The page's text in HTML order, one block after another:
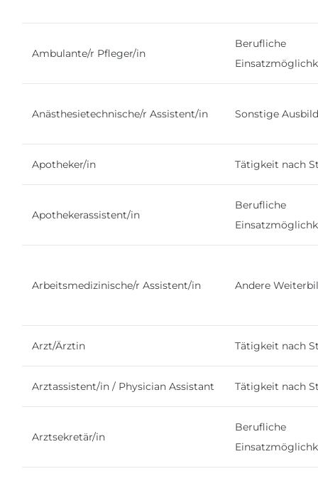
Ambulante/r Pfleger/in
Berufliche
Anästhesietechnische/r Assistent/in Sonstige
Apotheker/in Tätigkeit nach
Apothekerassistent/in
Berufliche
Arbeitsmedizinische/r Assistent/in Andere
Arzt/Ärztin Tätigkeit nach
Arztassistent/in / Physician Assistant Tätigkeit nach
Arztsekretär/in
Berufliche